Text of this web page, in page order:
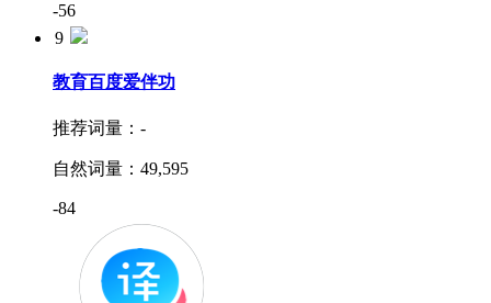
277
-56
9
教育百度爱伴功
推荐词量： -
自然词量： 49,595
-84